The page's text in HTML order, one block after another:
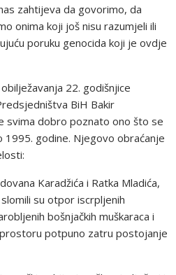
zahtijeva da govorimo, da
onima koji još nisu razumjeli ili
poruku genocida koji je ovdje
22. godišnjice
BiH Bakir
svima dobro poznato ono što se
1995. godine. Njegovo obraćanje
Karadžića i Ratka Mladića,
su otpor iscrpljenih
bošnjačkih muškaraca i
potpuno zatru postojanje